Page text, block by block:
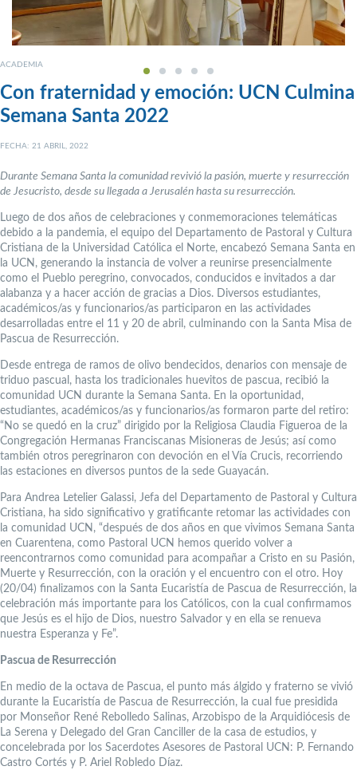
ACADEMIA
Con fraternidad y emoción: UCN Culmina
Semana Santa 2022
FECHA: 21 ABRIL, 2022
Durante Semana Santa la comunidad revivió la pasión, muerte y resurrección
de Jesucristo, desde su llegada a Jerusalén hasta su resurrección.
Luego de dos años de celebraciones y conmemoraciones telemáticas
debido a la pandemia, el equipo del Departamento de Pastoral y Cultura
Cristiana de la Universidad Católica el Norte, encabezó Semana Santa en
la UCN, generando la instancia de volver a reunirse presencialmente
como el Pueblo peregrino, convocados, conducidos e invitados a dar
alabanza y a hacer acción de gracias a Dios. Diversos estudiantes,
académicos/as y funcionarios/as participaron en las actividades
desarrolladas entre el 11 y 20 de abril, culminando con la Santa Misa de
Pascua de Resurrección.
Desde entrega de ramos de olivo bendecidos, denarios con mensaje de
triduo pascual, hasta los tradicionales huevitos de pascua, recibió la
comunidad UCN durante la Semana Santa. En la oportunidad,
estudiantes, académicos/as y funcionarios/as formaron parte del retiro:
“No se quedó en la cruz” dirigido por la Religiosa Claudia Figueroa de la
Congregación Hermanas Franciscanas Misioneras de Jesús; así como
también otros peregrinaron con devoción en el Vía Crucis, recorriendo
las estaciones en diversos puntos de la sede Guayacán.
Para Andrea Letelier Galassi, Jefa del Departamento de Pastoral y Cultura
Cristiana, ha sido significativo y gratificante retomar las actividades con
la comunidad UCN, “después de dos años en que vivimos Semana Santa
en Cuarentena, como Pastoral UCN hemos querido volver a
reencontrarnos como comunidad para acompañar a Cristo en su Pasión,
Muerte y Resurrección, con la oración y el encuentro con el otro. Hoy
(20/04) finalizamos con la Santa Eucaristía de Pascua de Resurrección, la
celebración más importante para los Católicos, con la cual confirmamos
que Jesús es el hijo de Dios, nuestro Salvador y en ella se renueva
nuestra Esperanza y Fe”.
Pascua de Resurrección
En medio de la octava de Pascua, el punto más álgido y fraterno se vivió
durante la Eucaristía de Pascua de Resurrección, la cual fue presidida
por Monseñor René Rebolledo Salinas, Arzobispo de la Arquidiócesis de
La Serena y Delegado del Gran Canciller de la casa de estudios, y
concelebrada por los Sacerdotes Asesores de Pastoral UCN: P. Fernando
Castro Cortés y P. Ariel Robledo Díaz.